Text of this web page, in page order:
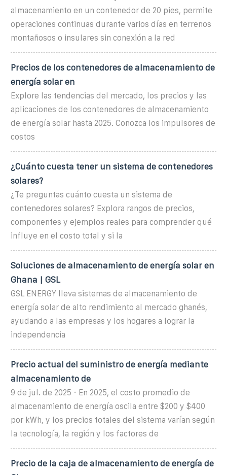
almacenamiento en un contenedor de 20 pies, permite
operaciones continuas durante varios días en terrenos
montañosos o insulares sin conexión a la red
Precios de los contenedores de almacenamiento de
energía solar en
Explore las tendencias del mercado, los precios y las
aplicaciones de los contenedores de almacenamiento
de energía solar hasta 2025. Conozca los impulsores de
costos
¿Cuánto cuesta tener un sistema de contenedores
solares?
¿Te preguntas cuánto cuesta un sistema de
contenedores solares? Explora rangos de precios,
componentes y ejemplos reales para comprender qué
influye en el costo total y si la
Soluciones de almacenamiento de energía solar en
Ghana | GSL
GSL ENERGY lleva sistemas de almacenamiento de
energía solar de alto rendimiento al mercado ghanés,
ayudando a las empresas y los hogares a lograr la
independencia
Precio actual del suministro de energía mediante
almacenamiento de
9 de jul. de 2025 · En 2025, el costo promedio de
almacenamiento de energía oscila entre $200 y $400
por kWh, y los precios totales del sistema varían según
la tecnología, la región y los factores de
Precio de la caja de almacenamiento de energía de